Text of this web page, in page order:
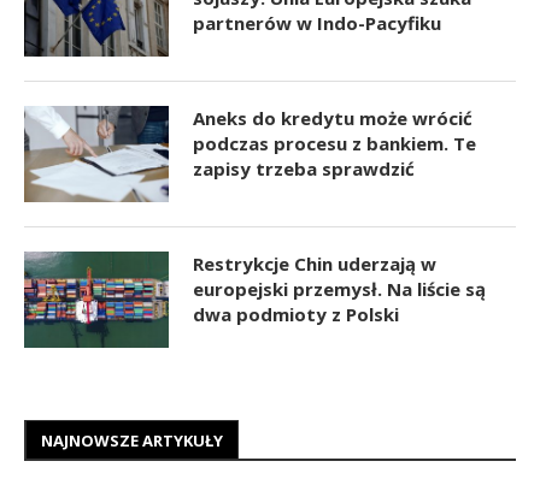
partnerów w Indo-Pacyfiku
Aneks do kredytu może wrócić
podczas procesu z bankiem. Te
zapisy trzeba sprawdzić
Restrykcje Chin uderzają w
europejski przemysł. Na liście są
dwa podmioty z Polski
NAJNOWSZE ARTYKUŁY